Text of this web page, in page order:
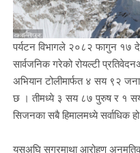
पर्यटन विभागले २०८२ फागुन १७
सार्वजनिक गरेको रोयल्टी
अभियान टोलीमार्फत ४ सय ९२
छ । तीमध्ये ३ सय ८७ पुरुष र १
सिजनका सबै हिमालमध्ये सर्वाधिक
यसअघि सगरमाथा आरोहण